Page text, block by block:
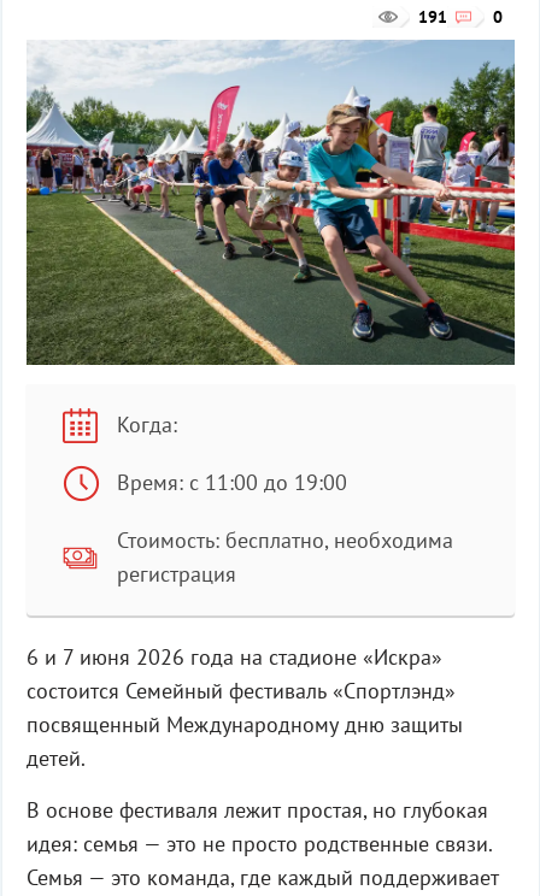
0
191
Когда:
Время: с 11:00 до 19:00
Стоимость: бесплатно, необходима
регистрация
6 и 7 июня 2026 года на стадионе «Искра»
состоится Семейный фестиваль «Спортлэнд»
посвященный Международному дню защиты
детей.
В основе фестиваля лежит простая, но глубокая
идея: семья — это не просто родственные связи.
Семья — это команда, где каждый поддерживает